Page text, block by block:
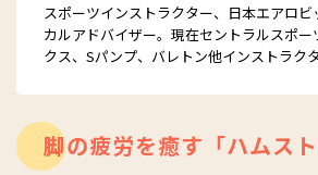
スポーツインストラクター、日本エアロ
カルアドバイザー。現在セントラルスポ
クス、Sパンプ、バレトン他インストラク
脚の疲労を癒す「ハムスト